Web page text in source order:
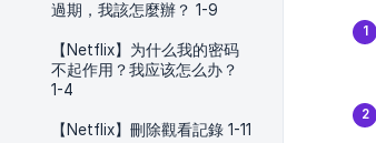
過期，我該怎麼辦？ 1-9
【Netflix】为什么我的密码
不起作用？我应该怎么办？
1-4
【Netflix】刪除觀看記錄 1-11